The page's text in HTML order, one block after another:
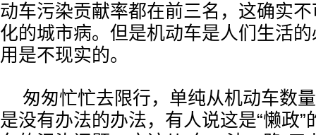
动车污染贡献率都在前三名，这确实
化的城市病。但是机动车是人们生活
用是不现实的。
匆匆忙忙去限行，单纯从机动车数
是没有办法的办法，有人说这是“懒政”